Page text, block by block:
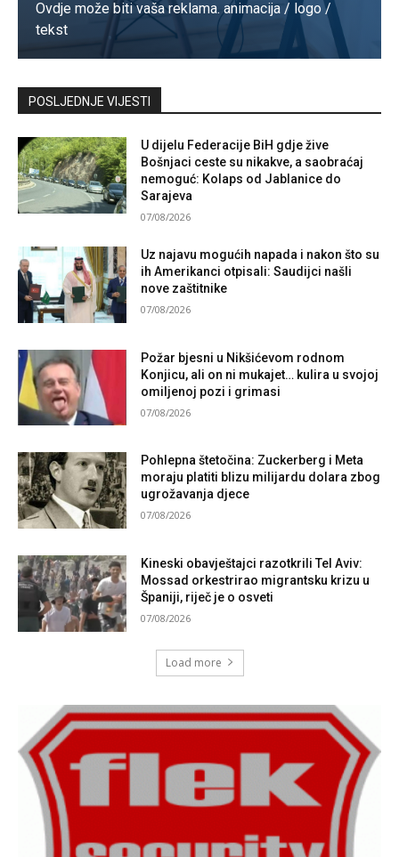
Ovdje može biti vaša reklama. animacija / logo /
tekst
Kontaktirajte nas
POSLJEDNJE VIJESTI
U dijelu Federacije BiH gdje žive
Bošnjaci ceste su nikakve, a saobraćaj
nemoguć: Kolaps od Jablanice do
Sarajeva
07/08/2026
Uz najavu mogućih napada i nakon što su
ih Amerikanci otpisali: Saudijci našli
nove zaštitnike
07/08/2026
Požar bjesni u Nikšićevom rodnom
Konjicu, ali on ni mukajet… kulira u svojoj
omiljenoj pozi i grimasi
07/08/2026
Pohlepna štetočina: Zuckerberg i Meta
moraju platiti blizu milijardu dolara zbog
ugrožavanja djece
07/08/2026
Kineski obavještajci razotkrili Tel Aviv:
Mossad orkestrirao migrantsku krizu u
Španiji, riječ je o osveti
07/08/2026
Load more